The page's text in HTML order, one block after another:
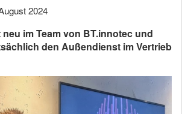
2024
im Team von BT.innotec und
den Außendienst im Vertrieb